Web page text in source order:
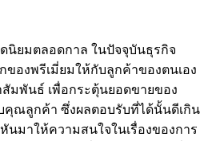
นิยมตลอดกาล ในปัจจุบันธุรกิจ
ของพรีเมี่ยมให้กับลูกค้าของตนเอง
สัมพันธ์ เพื่อกระตุ้นยอดขายของ
คุณลูกค้า ซึ่งผลตอบรับที่ได้นั้นดีเกิน
นมาให้ความสนใจในเรื่องของการ